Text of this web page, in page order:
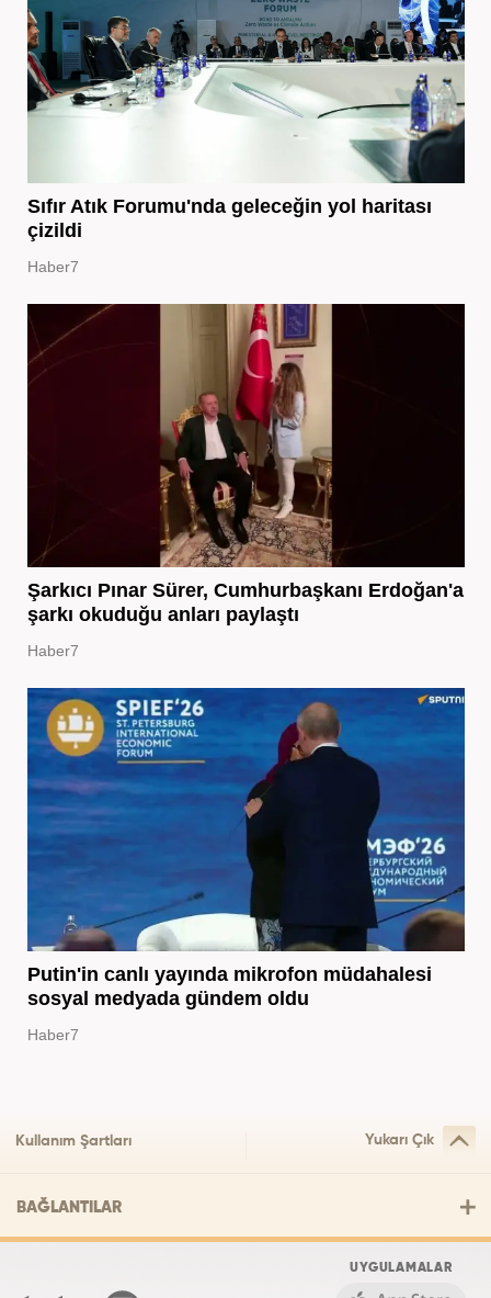
Sıfır Atık Forumu'nda geleceğin yol haritası
çizildi
Haber7
Şarkıcı Pınar Sürer, Cumhurbaşkanı Erdoğan'a
şarkı okuduğu anları paylaştı
Haber7
Putin'in canlı yayında mikrofon müdahalesi
sosyal medyada gündem oldu
Haber7
Kullanım Şartları Yukarı Çık
BAĞLANTILAR
UYGULAMALAR